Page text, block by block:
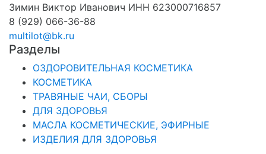
Зимин Виктор Иванович ИНН 623000716857
8 (929) 066-36-88
multilot@bk.ru
Разделы
ОЗДОРОВИТЕЛЬНАЯ КОСМЕТИКА
КОСМЕТИКА
ТРАВЯНЫЕ ЧАИ, СБОРЫ
ДЛЯ ЗДОРОВЬЯ
МАСЛА КОСМЕТИЧЕСКИЕ, ЭФИРНЫЕ
ИЗДЕЛИЯ ДЛЯ ЗДОРОВЬЯ